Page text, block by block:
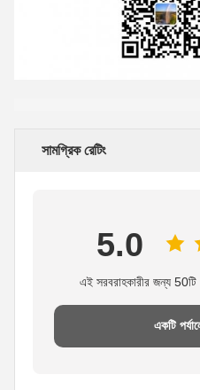
সামগ্রিক রেটিং
5.0
এই সরবরাহকারীর জন্য 50টি
একটি